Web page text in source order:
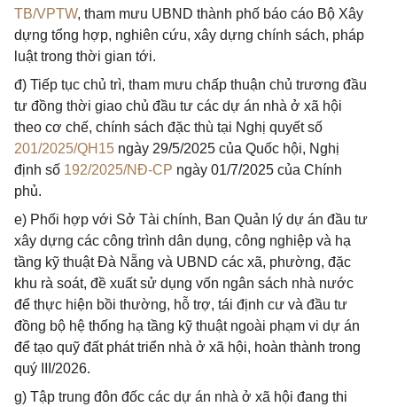
TB/VPTW, tham mưu UBND thành phố báo cáo Bộ Xây
dựng tổng hợp, nghiên cứu, xây dựng chính sách, pháp
luật trong thời gian tới.
đ) Tiếp tục chủ trì, tham mưu chấp thuận chủ trương đầu
tư đồng thời giao chủ đầu tư các dự án nhà ở xã hội
theo cơ chế, chính sách đặc thù tại Nghị quyết số
201/2025/QH15 ngày 29/5/2025 của Quốc hội, Nghị
định số 192/2025/NĐ-CP ngày 01/7/2025 của Chính
phủ.
e) Phối hợp với Sở Tài chính, Ban Quản lý dự án đầu tư
xây dựng các công trình dân dụng, công nghiệp và hạ
tầng kỹ thuật Đà Nẵng và UBND các xã, phường, đặc
khu rà soát, đề xuất sử dụng vốn ngân sách nhà nước
để thực hiện bồi thường, hỗ trợ, tái định cư và đầu tư
đồng bộ hệ thống hạ tầng kỹ thuật ngoài phạm vi dự án
để tạo quỹ đất phát triển nhà ở xã hội, hoàn thành trong
quý III/2026.
g) Tập trung đôn đốc các dự án nhà ở xã hội đang thi